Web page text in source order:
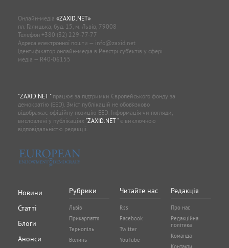
Онлайн-медіа «ZAXID.NET»
пл. Галицька, буд. 15, м. Львів, 79008
Телефон +380 (32) 229-77-77
Адреса електронної пошти — info@zaxid.net
Ідентифікатор онлайн-медіа в Реєстрі суб'єктів у сфері
медіа — R40-06155
"ZAXID.NET "працює за підтримки Європейського фонду за
демократію (EED). Зміст публікацій не обов’язково
відображає офіційну позицію EED. Інформація чи погляди,
висловлені у публікаціях "ZAXID.NET "є виключною
відповідальністю редакції.
Новини
Статті
Блоги
Анонси
Рубрики
Львів
Прикарпаття
Тернопіль
Волинь
Читайте нас
Rss
Facebook
Twitter
YouTube
Редакція
Про нас
Редакційна
політика
Команда